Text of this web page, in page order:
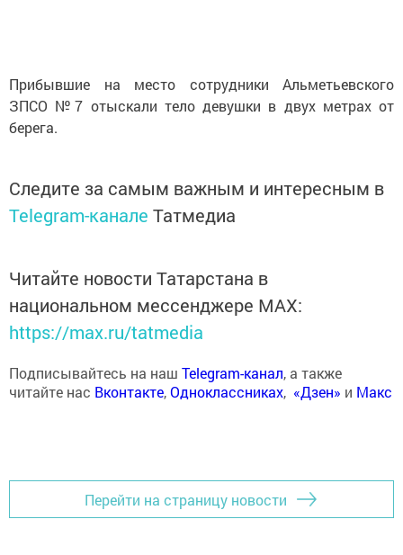
Прибывшие на место сотрудники Альметьевского
ЗПСО №7 отыскали тело девушки в двух метрах от
берега.
Следите за самым важным и интересным в
Telegram-канале Татмедиа
Читайте новости Татарстана в
национальном мессенджере MАХ:
https://max.ru/tatmedia
Подписывайтесь на наш Telegram-канал, а также
читайте нас Вконтакте,Одноклассниках, «Дзен» и Макс
Перейти на страницу новости